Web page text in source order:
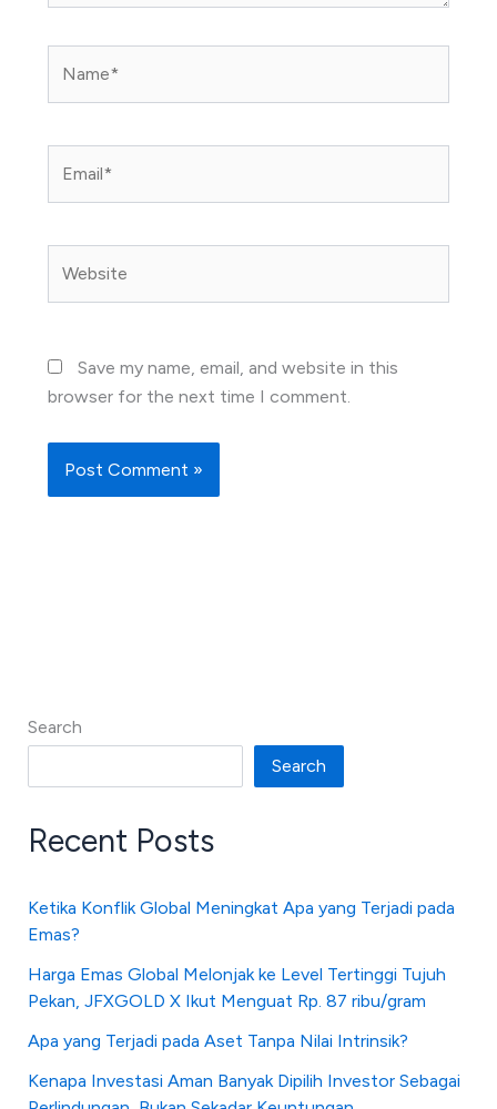
Save my name, email, and website in this
browser for the next time I comment.
Search
Search
Recent Posts
Ketika Konflik Global Meningkat Apa yang Terjadi pada
Emas?
Harga Emas Global Melonjak ke Level Tertinggi Tujuh
Pekan, JFXGOLD X Ikut Menguat Rp. 87 ribu/gram
Apa yang Terjadi pada Aset Tanpa Nilai Intrinsik?
Kenapa Investasi Aman Banyak Dipilih Investor Sebagai